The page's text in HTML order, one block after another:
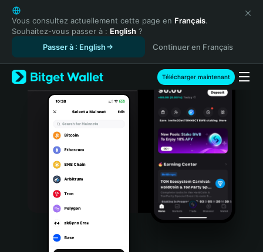
English
日本語
Tiếng Việt
Español (Latinoamérica)
Türkçe
Italiano
Português (Portugal)
Bahasa Indonesia
Português (Brasil)
Vous consultez actuellement cette page en Français.
Souhaitez-vous passer à : English ?
Passer à : English
Continuer en Français
Télécharger maintenant